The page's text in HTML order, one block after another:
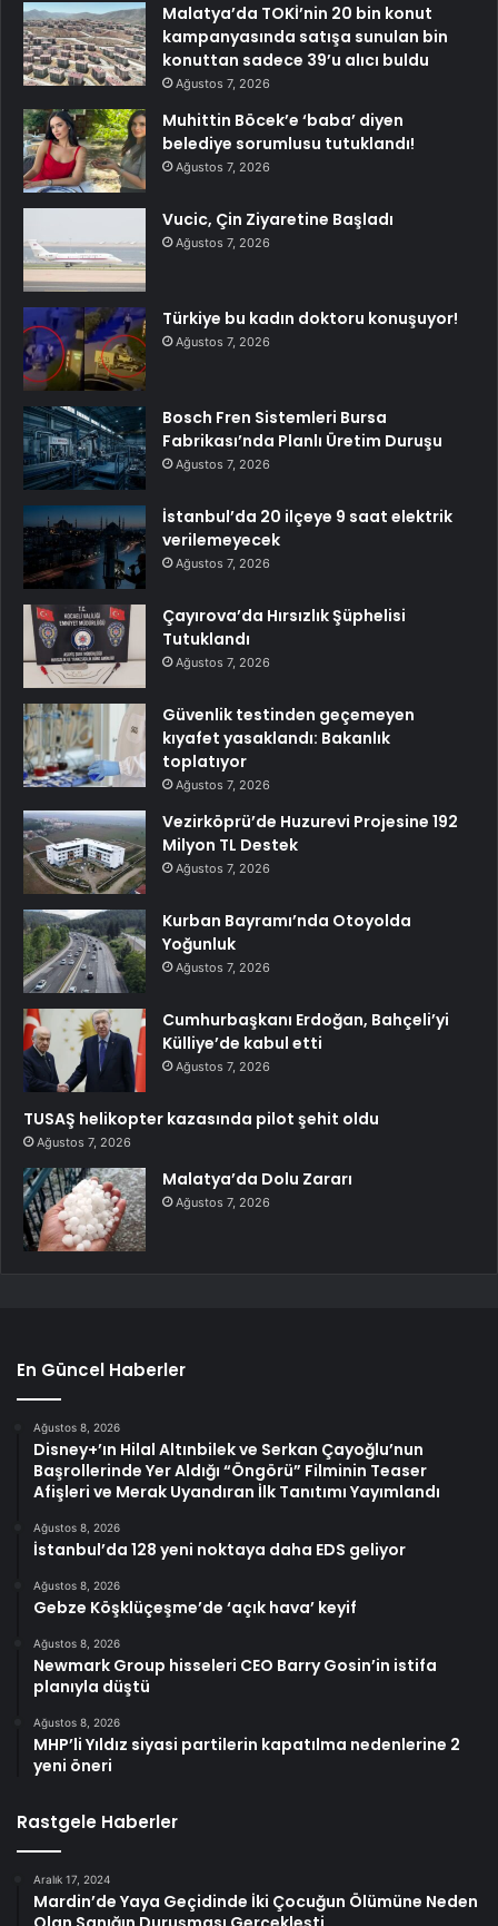
Malatya’da TOKİ’nin 20 bin konut
kampanyasında satışa sunulan bin
konuttan sadece 39’u alıcı buldu
Ağustos 7, 2026
Muhittin Böcek’e ‘baba’ diyen
belediye sorumlusu tutuklandı!
Ağustos 7, 2026
Vucic, Çin Ziyaretine Başladı
Ağustos 7, 2026
Türkiye bu kadın doktoru konuşuyor!
Ağustos 7, 2026
Bosch Fren Sistemleri Bursa
Fabrikası’nda Planlı Üretim Duruşu
Ağustos 7, 2026
İstanbul’da 20 ilçeye 9 saat elektrik
verilemeyecek
Ağustos 7, 2026
Çayırova’da Hırsızlık Şüphelisi
Tutuklandı
Ağustos 7, 2026
Güvenlik testinden geçemeyen
kıyafet yasaklandı: Bakanlık
toplatıyor
Ağustos 7, 2026
Vezirköprü’de Huzurevi Projesine 192
Milyon TL Destek
Ağustos 7, 2026
Kurban Bayramı’nda Otoyolda
Yoğunluk
Ağustos 7, 2026
Cumhurbaşkanı Erdoğan, Bahçeli’yi
Külliye’de kabul etti
Ağustos 7, 2026
TUSAŞ helikopter kazasında pilot şehit oldu
Ağustos 7, 2026
Malatya’da Dolu Zararı
Ağustos 7, 2026
En Güncel Haberler
Ağustos 8, 2026
Disney+’ın Hilal Altınbilek ve Serkan Çayoğlu’nun
Başrollerinde Yer Aldığı “Öngörü” Filminin Teaser
Afişleri ve Merak Uyandıran İlk Tanıtımı Yayımlandı
Ağustos 8, 2026
İstanbul’da 128 yeni noktaya daha EDS geliyor
Ağustos 8, 2026
Gebze Köşklüçeşme’de ‘açık hava’ keyif
Ağustos 8, 2026
Newmark Group hisseleri CEO Barry Gosin’in istifa
planıyla düştü
Ağustos 8, 2026
MHP’li Yıldız siyasi partilerin kapatılma nedenlerine 2
yeni öneri
Rastgele Haberler
Aralık 17, 2024
Mardin’de Yaya Geçidinde İki Çocuğun Ölümüne Neden